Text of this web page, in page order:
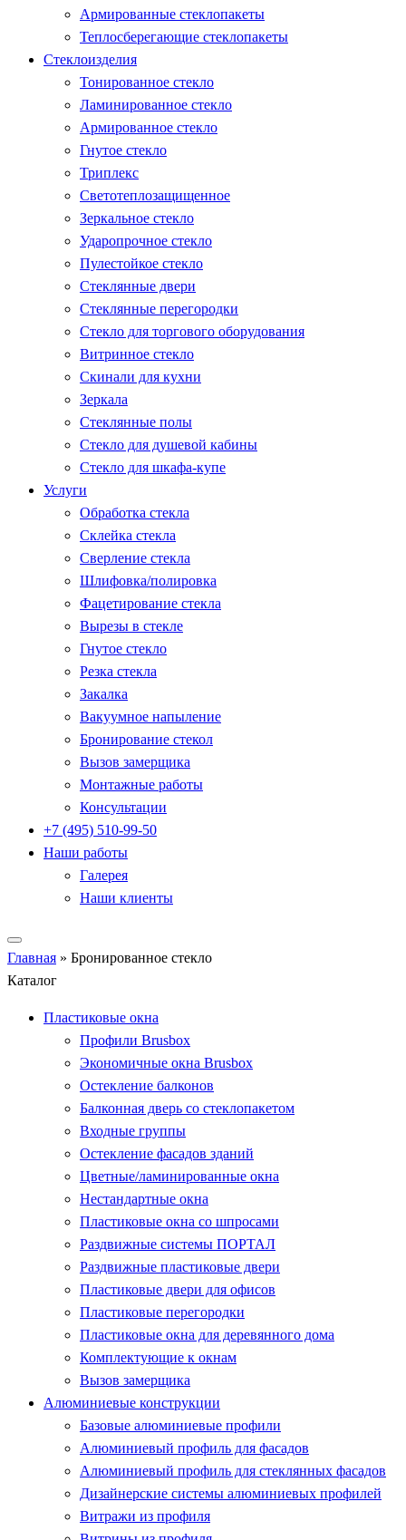
Армированные стеклопакеты
Теплосберегающие стеклопакеты
Стеклоизделия
Тонированное стекло
Ламинированное стекло
Армированное стекло
Гнутое стекло
Триплекс
Светотеплозащищенное
Зеркальное стекло
Ударопрочное стекло
Пулестойкое стекло
Стеклянные двери
Стеклянные перегородки
Стекло для торгового оборудования
Витринное стекло
Скинали для кухни
Зеркала
Стеклянные полы
Стекло для душевой кабины
Стекло для шкафа-купе
Услуги
Обработка стекла
Склейка стекла
Сверление стекла
Шлифовка/полировка
Фацетирование стекла
Вырезы в стекле
Гнутое стекло
Резка стекла
Закалка
Вакуумное напыление
Бронирование стекол
Вызов замерщика
Монтажные работы
Консультации
+7 (495) 510-99-50
Наши работы
Галерея
Наши клиенты
Главная » Бронированное стекло
Каталог
Пластиковые окна
Профили Brusbox
Экономичные окна Brusbox
Остекление балконов
Балконная дверь со стеклопакетом
Входные группы
Остекление фасадов зданий
Цветные/ламинированные окна
Нестандартные окна
Пластиковые окна со шпросами
Раздвижные системы ПОРТАЛ
Раздвижные пластиковые двери
Пластиковые двери для офисов
Пластиковые перегородки
Пластиковые окна для деревянного дома
Комплектующие к окнам
Вызов замерщика
Алюминиевые конструкции
Базовые алюминиевые профили
Алюминиевый профиль для фасадов
Алюминиевый профиль для стеклянных фасадов
Дизайнерские системы алюминиевых профилей
Витражи из профиля